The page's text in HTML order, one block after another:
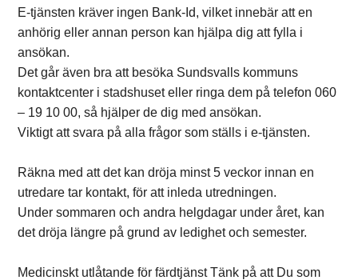
E-tjänsten kräver ingen Bank-Id, vilket innebär att en
anhörig eller annan person kan hjälpa dig att fylla i
ansökan.
Det går även bra att besöka Sundsvalls kommuns
kontaktcenter i stadshuset eller ringa dem på telefon 060
– 19 10 00, så hjälper de dig med ansökan.
Viktigt att svara på alla frågor som ställs i e-tjänsten.
Räkna med att det kan dröja minst 5 veckor innan en
utredare tar kontakt, för att inleda utredningen.
Under sommaren och andra helgdagar under året, kan
det dröja längre på grund av ledighet och semester.
Medicinskt utlåtande för färdtjänst Tänk på att Du som